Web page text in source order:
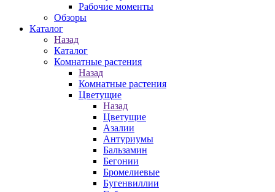
Рабочие моменты
Обзоры
Каталог
Назад
Каталог
Комнатные растения
Назад
Комнатные растения
Цветущие
Назад
Цветущие
Азалии
Антуриумы
Бальзамин
Бегонии
Бромелиевые
Бугенвиллии